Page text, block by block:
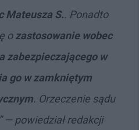
Mateusza S.. Ponadto
ozastosowanie wobec
zabezpieczającego w
go w zamkniętym
. Orzeczenie sądu
— powiedział redakcji